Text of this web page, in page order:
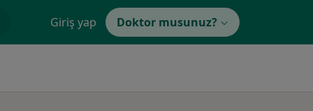
Giriş yap Doktor musunuz?